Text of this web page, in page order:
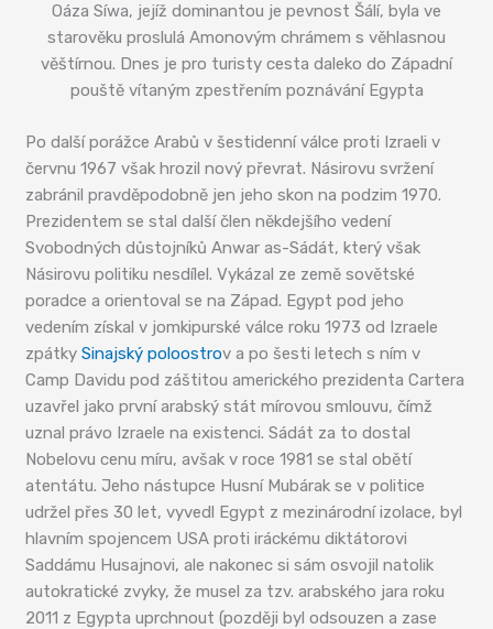
Oáza Síwa, jejíž dominantou je pevnost Šálí, byla ve
starověku proslulá Amonovým chrámem s věhlasnou
věštírnou. Dnes je pro turisty cesta daleko do Západní
pouště vítaným zpestřením poznávání Egypta
Po další porážce Arabů v šestidenní válce proti Izraeli v
červnu 1967 však hrozil nový převrat. Násirovu svržení
zabránil pravděpodobně jen jeho skon na podzim 1970.
Prezidentem se stal další člen někdejšího vedení
Svobodných důstojníků Anwar as-Sádát, který však
Násirovu politiku nesdílel. Vykázal ze země sovětské
poradce a orientoval se na Západ. Egypt pod jeho
vedením získal v jomkipurské válce roku 1973 od Izraele
zpátkySinajský poloostrov a po šesti letech s ním v
Camp Davidu pod záštitou amerického prezidenta Cartera
uzavřel jako první arabský stát mírovou smlouvu, čímž
uznal právo Izraele na existenci. Sádát za to dostal
Nobelovu cenu míru, avšak v roce 1981 se stal obětí
atentátu. Jeho nástupce Husní Mubárak se v politice
udržel přes 30 let, vyvedl Egypt z mezinárodní izolace, byl
hlavním spojencem USA proti iráckému diktátorovi
Saddámu Husajnovi, ale nakonec si sám osvojil natolik
autokratické zvyky, že musel za tzv. arabského jara roku
2011 z Egypta uprchnout (později byl odsouzen a zase